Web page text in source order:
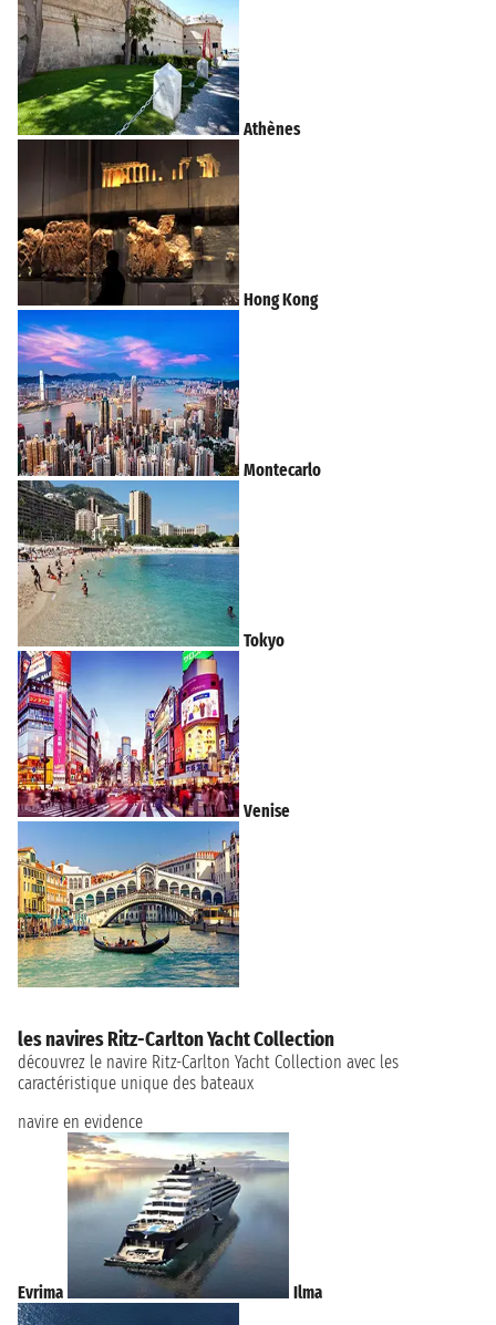
Athènes
Hong Kong
Montecarlo
Tokyo
Venise
les navires Ritz-Carlton Yacht Collection
découvrez le navire Ritz-Carlton Yacht Collection avec les
caractéristique unique des bateaux
navire en evidence
Evrima Ilma